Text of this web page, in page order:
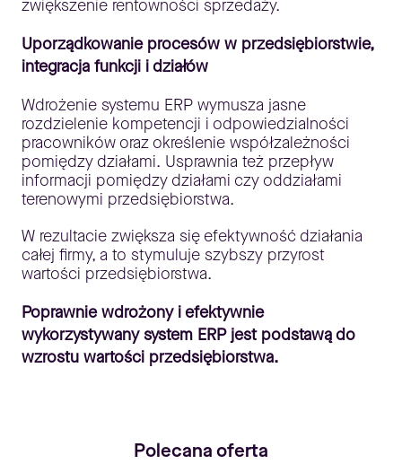
zwiększenie rentowności sprzedaży.
Uporządkowanie procesów w przedsiębiorstwie,
integracja funkcji i działów
Wdrożenie systemu ERP wymusza jasne
rozdzielenie kompetencji i odpowiedzialności
pracowników oraz określenie współzależności
pomiędzy działami. Usprawnia też przepływ
informacji pomiędzy działami czy oddziałami
terenowymi przedsiębiorstwa.
W rezultacie zwiększa się efektywność działania
całej firmy, a to stymuluje szybszy przyrost
wartości przedsiębiorstwa.
Poprawnie wdrożony i efektywnie
wykorzystywany system ERP jest podstawą do
wzrostu wartości przedsiębiorstwa.
Polecana oferta